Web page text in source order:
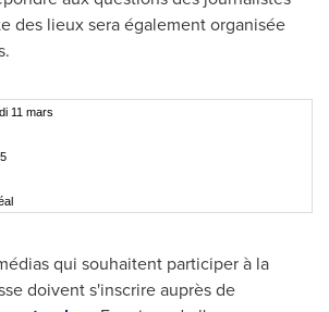
des lieux sera également organisée
11 mars
qui souhaitent participer à la
doivent s'inscrire auprès de